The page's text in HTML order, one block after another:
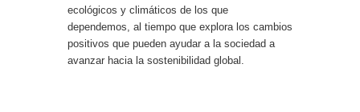
ecológicos y climáticos de los que
dependemos, al tiempo que explora los cambios
positivos que pueden ayudar a la sociedad a
avanzar hacia la sostenibilidad global.